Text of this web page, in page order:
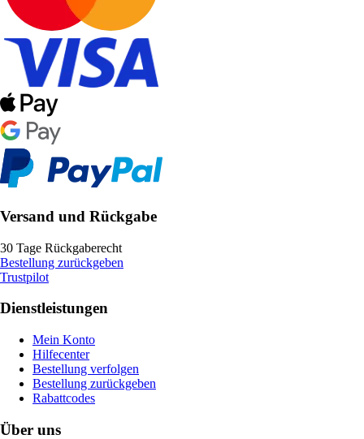
Versand und Rückgabe
30 Tage Rückgaberecht
Bestellung zurückgeben
Trustpilot
Dienstleistungen
Mein Konto
Hilfecenter
Bestellung verfolgen
Bestellung zurückgeben
Rabattcodes
Über uns